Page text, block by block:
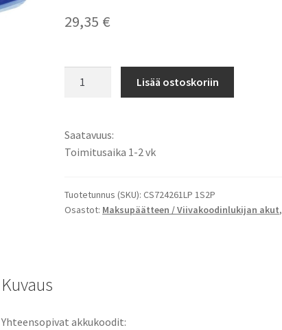
29,35 €
akku
Li-
7,4V
2000mAh
Lisää ostoskoriin
Saatavuus:
Toimitusaika 1-2 vk
Tuotetunnus (SKU):CS724261LP 1S2P
Osastot: Maksupäätteen / Viivakoodinlukijan akut,
Kuvaus
Yhteensopivat akkukoodit: